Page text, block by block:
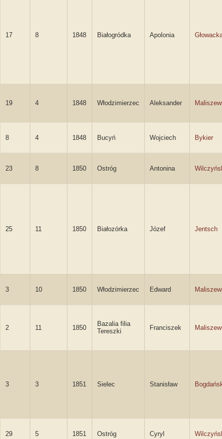
17 8 1848 Białogródka Apolonia
19 4 1848 Włodzimierzec Aleksander
8 4 1848 Bucyń Wojciech Bykier
23 8 1850 Ostróg Antonina
25 11 1850 Białozórka Józef Jentsch
3 10 1850 Włodzimierzec Edward
2 11 1850
Bazalia filia
Tereszki
Franciszek
3 3 1851 Sielec Stanisław
29 5 1851 Ostróg Cyryl